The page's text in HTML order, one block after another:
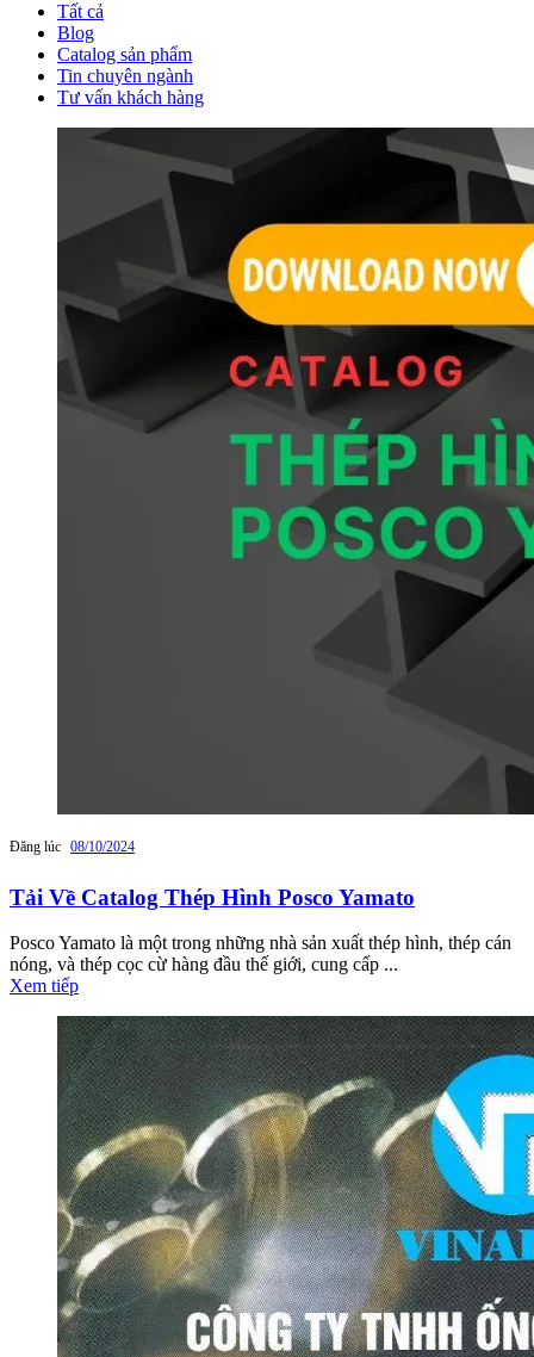
Tất cả
Blog
Catalog sản phẩm
Tin chuyên ngành
Tư vấn khách hàng
Đăng lúc 08/10/2024
Tải Về Catalog Thép Hình Posco Yamato
Posco Yamato là một trong những nhà sản xuất thép hình, thép cán
nóng, và thép cọc cừ hàng đầu thế giới, cung cấp ...
Xem tiếp